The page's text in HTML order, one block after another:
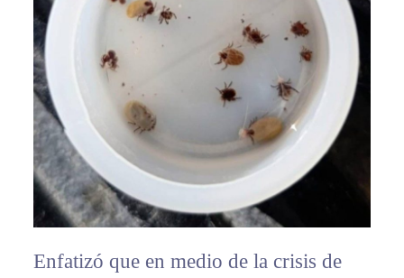
Enfatizó que en medio de la crisis de